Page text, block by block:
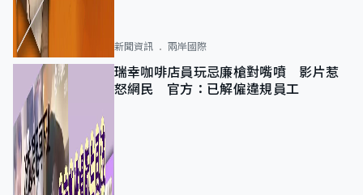
新聞資訊 兩岸國際
瑞幸咖啡店員玩忌廉槍對嘴噴 影片惹
怒網民 官方：已解僱違規員工